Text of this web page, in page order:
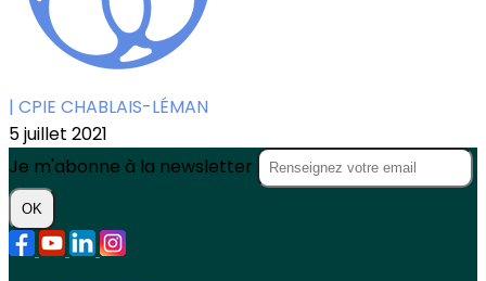
| CPIE CHABLAIS-LÉMAN
5 juillet 2021
Je m'abonne à la newsletter
OK